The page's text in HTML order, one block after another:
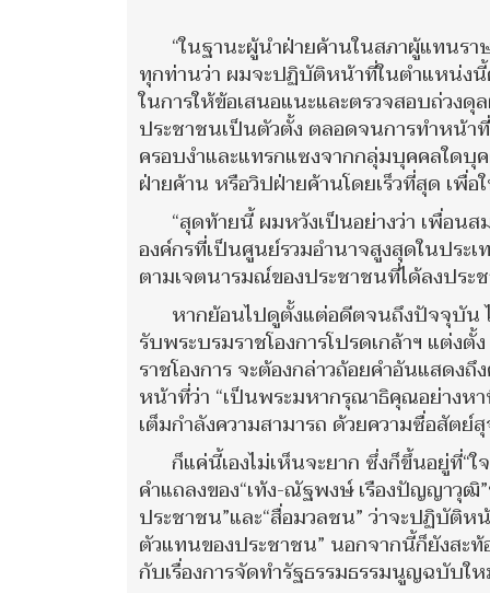
“ในฐานะผู้นำฝ่ายค้านในสภาผู้แทน
ทุกท่านว่า ผมจะปฏิบัติหน้าที่ในตำแหน่ง
ในการให้ข้อเสนอแนะและตรวจสอบถ่วง
ประชาชนเป็นตัวตั้ง ตลอดจนการทำหน้า
ครอบงำและแทรกแซงจากกลุ่มบุคคลใดบุ
ฝ่ายค้าน หรือวิปฝ่ายค้านโดยเร็วที่สุด เพื่
“สุดท้ายนี้ ผมหวังเป็นอย่างว่า เพื่อน
องค์กรที่เป็นศูนย์รวมอำนาจสูงสุดในประ
ตามเจตนารมณ์ของประชาชนที่ได้ลงประ
หากย้อนไปดูตั้งแต่อดีตจนถึงปัจจุบัน
รับพระบรมราชโองการโปรดเกล้าฯ แต่
ราชโองการ จะต้องกล่าวถ้อยคำอันแสดง
หน้าที่ว่า “เป็นพระมหากรุณาธิคุณอย่างห
เต็มกำลังความสามารถ ด้วยความซื่อสัตย์สุ
ก็แค่นี้เองไม่เห็นจะยาก ซึ่งก็ขึ้นอยู่ที่“
คำแถลงของ“เท้ง-ณัฐพงษ์ เรืองปัญญาวุ
ประชาชน”และ“สื่อมวลชน” ว่าจะปฏิบัติ
ตัวแทนของประชาชน” นอกจากนี้ก็ยังสะ
กับเรื่องการจัดทำรัฐธรรมธรรมนูญฉบับใ